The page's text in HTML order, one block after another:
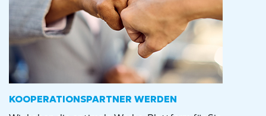
KOOPERATIONSPARTNER WERDEN